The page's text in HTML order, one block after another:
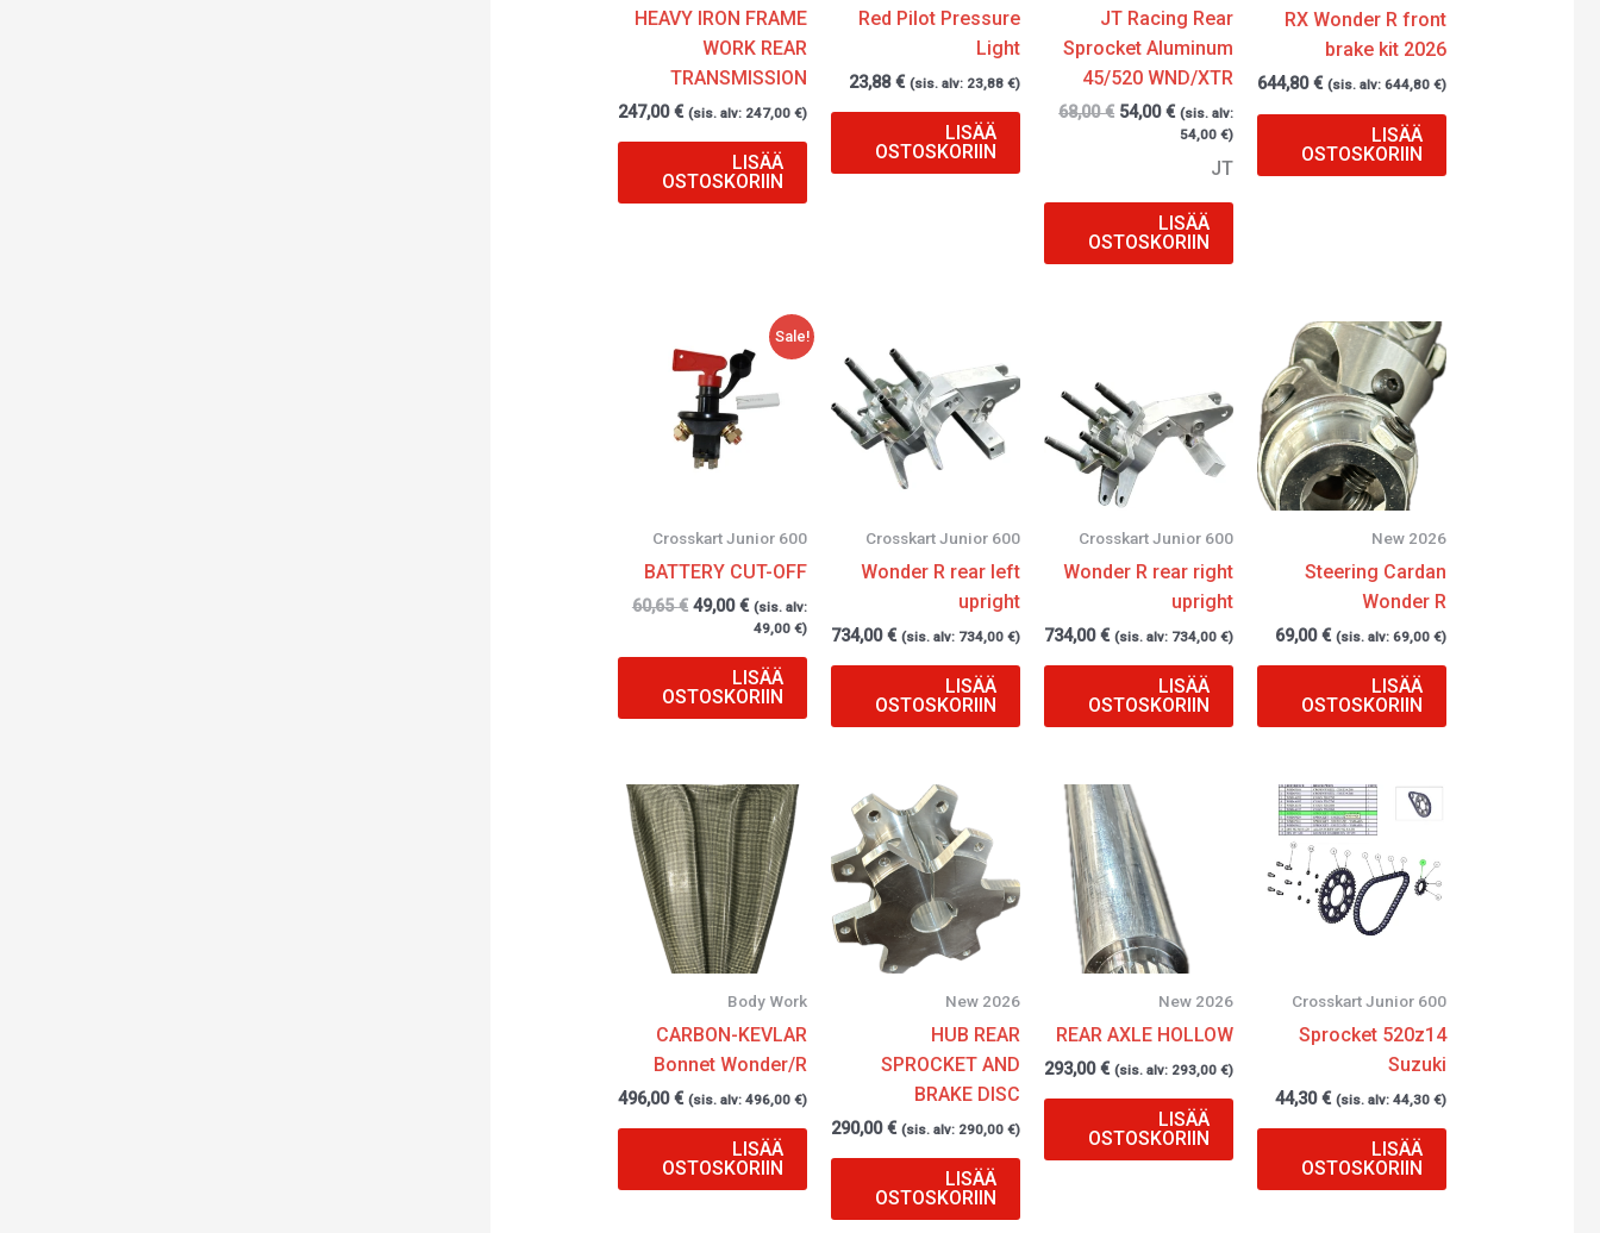
HEAVY IRON FRAME
WORK REAR
TRANSMISSION
247,00€ (sis. alv: 247,00 €)
LISÄÄ
OSTOSKORIIN
Red Pilot Pressure
Light
23,88€ (sis. alv: 23,88 €)
LISÄÄ
OSTOSKORIIN
JT Racing Rear
Sprocket Aluminum
45/520 WND/XTR
68,00€ 54,00€ (sis. alv:
54,00€)
JT
LISÄÄ
OSTOSKORIIN
RX Wonder R front
brake kit 2026
644,80€ (sis. alv:644,80€)
LISÄÄ
OSTOSKORIIN
Sale!
Crosskart Junior 600
BATTERY CUT-OFF
60,65€
Alkuperäinen
hinta
oli:
60,65 €.
49,00€
Nykyinen
hinta
on:
49,00 €.
(sis. alv:
49,00 €)
LISÄÄ
OSTOSKORIIN
Crosskart Junior 600
Wonder R rear left
upright
734,00€ (sis. alv: 734,00 €)
LISÄÄ
OSTOSKORIIN
Crosskart Junior 600
Wonder R rear right
upright
734,00€ (sis. alv: 734,00€)
LISÄÄ
OSTOSKORIIN
New 2026
Steering Cardan
Wonder R
69,00€ (sis. alv:69,00€)
LISÄÄ
OSTOSKORIIN
Body Work
CARBON-KEVLAR
Bonnet Wonder/R
496,00€ (sis. alv: 496,00 €)
LISÄÄ
OSTOSKORIIN
New 2026
HUB REAR
SPROCKET AND
BRAKE DISC
290,00€ (sis. alv: 290,00 €)
LISÄÄ
OSTOSKORIIN
New 2026
REAR AXLE HOLLOW
293,00€ (sis. alv: 293,00€)
LISÄÄ
OSTOSKORIIN
Crosskart Junior 600
Sprocket 520z14
Suzuki
44,30€ (sis. alv:44,30€)
LISÄÄ
OSTOSKORIIN